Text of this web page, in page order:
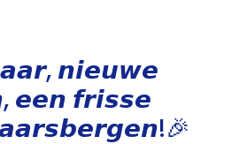
𝙣𝙞𝙚𝙪𝙬𝙚
𝙛𝙧𝙞𝙨𝙨𝙚